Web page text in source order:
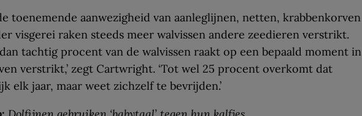
toenemende aanwezigheid van aanleglijnen, netten, krabbenkorven
visgerei raken steeds meer walvissen andere zeedieren verstrikt.
tachtig procent van de walvissen raakt op een bepaald moment in
verstrikt,’ zegt Cartwright. ‘Tot wel 25 procent overkomt dat
elk jaar, maar weet zichzelf te bevrijden.’